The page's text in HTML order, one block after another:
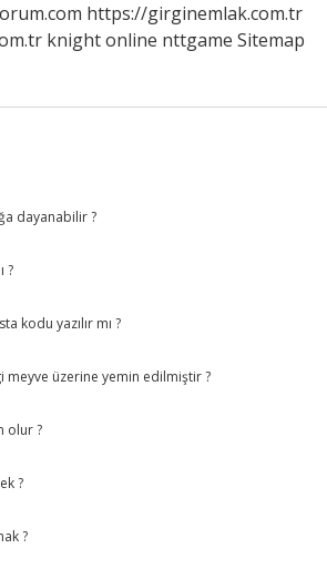
https://girginemlak.com.tr
knight online nttgame Sitemap
dayanabilir ?
?
kodu yazılır mı ?
meyve üzerine yemin edilmiştir ?
olur ?
?
?